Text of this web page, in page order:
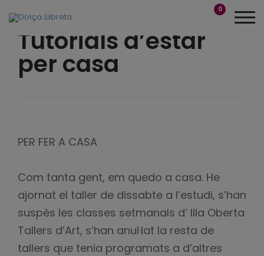
0
Tutorials d’estar
per casa
PER FER A CASA
Com tanta gent, em quedo a casa. He
ajornat el taller de dissabte a l’estudi, s’han
suspès les classes setmanals d’ Illa Oberta
Tallers d’Art, s’han anul·lat la resta de
tallers que tenia programats a d’altres